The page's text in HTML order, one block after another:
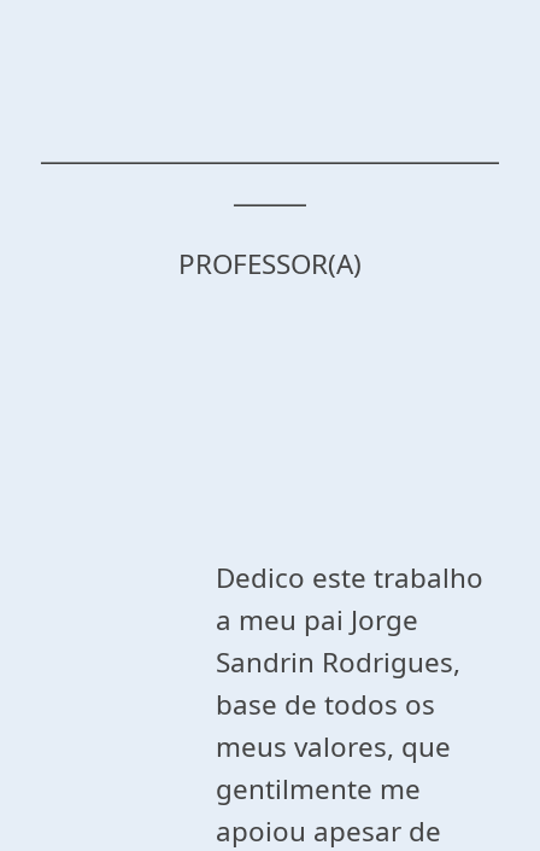
PROFESSOR(A)
Dedico este trabalho
a meu pai Jorge
Sandrin Rodrigues,
base de todos os
meus valores, que
gentilmente me
apoiou apesar de